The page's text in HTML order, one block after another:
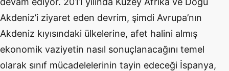
Akdeniz’i ziyaret eden devrim, şimdi Avrupa’nın
Akdeniz kıyısındaki ülkelerine, afet halini almış
ekonomik vaziyetin nasıl sonuçlanacağını temel
olarak sınıf mücadelelerinin tayin edeceği İspanya,